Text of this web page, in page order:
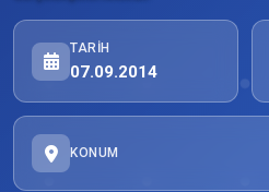
TARIH
07.09.2014
KONUM